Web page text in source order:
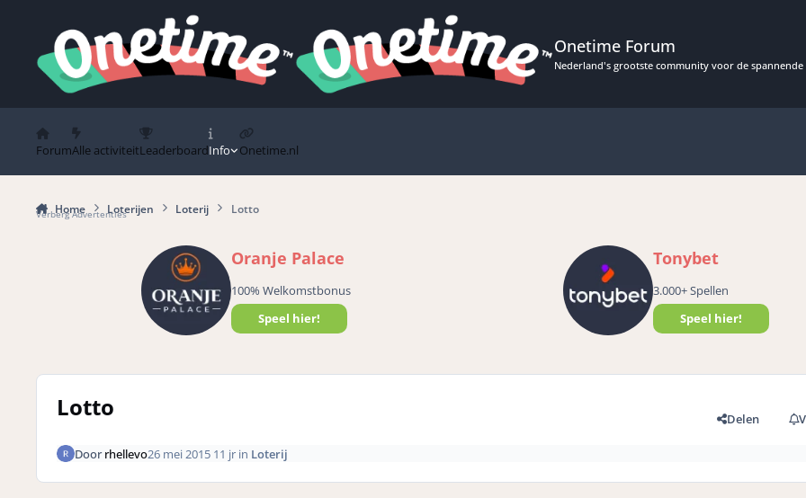
Onetime Forum
Nederland's grootste community voor de spannende
ForumAlle activiteitLeaderboardInfo Onetime.nl
Home Loterijen Loterij Lotto
Verberg Advertenties
Oranje Palace
100% Welkomstbonus
Speel hier!
Tonybet
3.000+ Spellen
Speel hier!
Lotto Delen
Doorrhellevo26 mei 2015 11 jrin Loterij